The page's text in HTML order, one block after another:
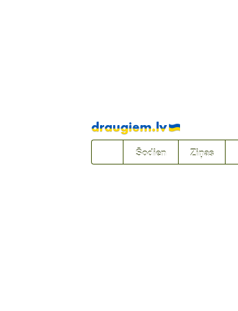
Pāriet
uz
saturu
Šodien Ziņas